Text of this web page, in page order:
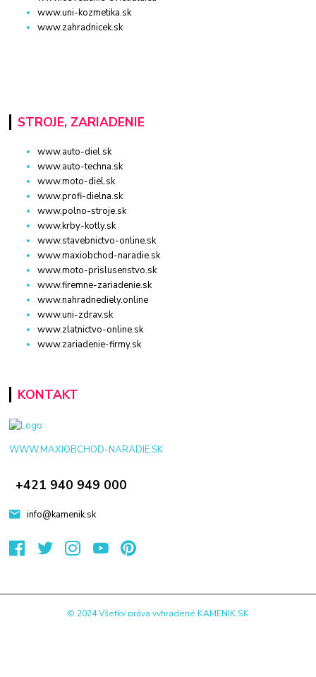
www.uni-kozmetika.sk
www.zahradnicek.sk
STROJE, ZARIADENIE
www.auto-diel.sk
www.auto-techna.sk
www.moto-diel.sk
www.profi-dielna.sk
www.polno-stroje.sk
www.krby-kotly.sk
www.stavebnictvo-online.sk
www.maxiobchod-naradie.sk
www.moto-prislusenstvo.sk
www.firemne-zariadenie.sk
www.nahradnediely.online
www.uni-zdrav.sk
www.zlatnictvo-online.sk
www.zariadenie-firmy.sk
KONTAKT
WWW.MAXIOBCHOD-NARADIE.SK
+421 940 949 000
info@kamenik.sk
© 2024 Všetky práva vyhradené KAMENIK.SK